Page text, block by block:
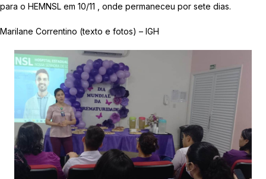
para o HEMNSL em 10/11 , onde permaneceu por sete dias.
Marilane Correntino (texto e fotos) – IGH